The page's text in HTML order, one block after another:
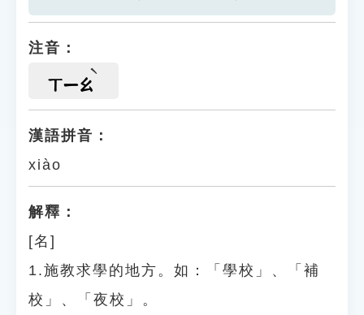
注音：
ㄒㄧㄠ
漢語拼音：
xiào
解釋：
[名]
1.施教求學的地方。如：「學校」、「補
校」、「夜校」。